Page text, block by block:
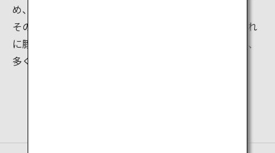
め、美味しい水を使用することが出来ます。
その水を使って麺や高品質の醤油、味噌が作られ、それ
に豚骨や魚介類、地元でとれた野菜の具材がマッチし、
多くの人の舌を魅了し続けています。